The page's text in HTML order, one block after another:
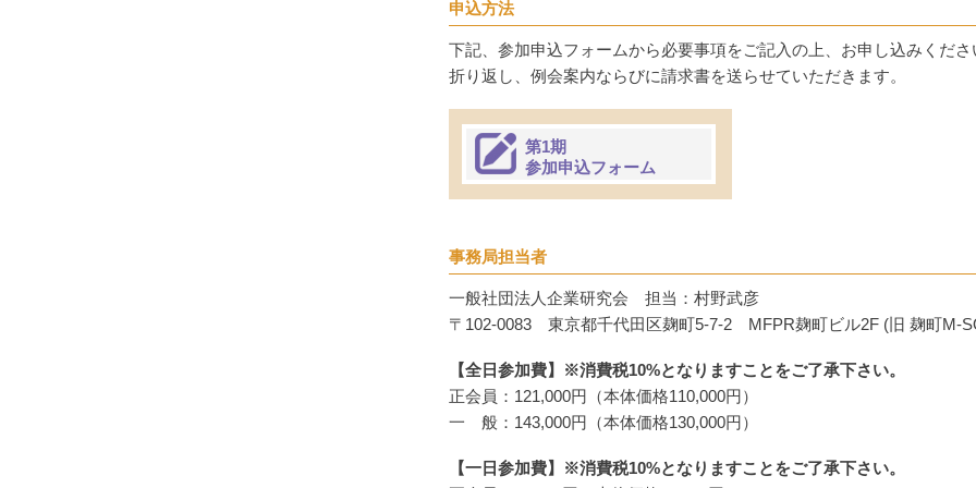
申込方法
下記、参加申込フォームから必要事項をご記入の上、お申し込みくださ
折り返し、例会案内ならびに請求書を送らせていただきます。
第1期
参加申込フォーム
事務局担当者
一般社団法人企業研究会 担当：村野武彦
〒102‐0083 東京都千代田区麹町5-7-2 MFPR麹町ビル2F (旧 麹町M-
【全日参加費】※消費税10%となりますことをご了承下さい。
正会員：121,000円（本体価格110,000円）
一 般：143,000円（本体価格130,000円）
【一日参加費】 ※消費税10%となりますことをご了承下さい。